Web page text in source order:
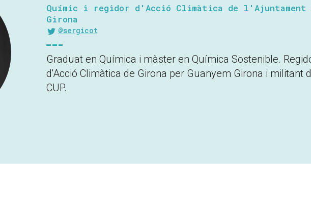
Químic i regidor d'Acció Climàtica de l'Ajuntament
Girona
@sergicot
Graduat en Química i màster en Química Sostenible.
d'Acció Climàtica de Girona per Guanyem Girona i militant
CUP.